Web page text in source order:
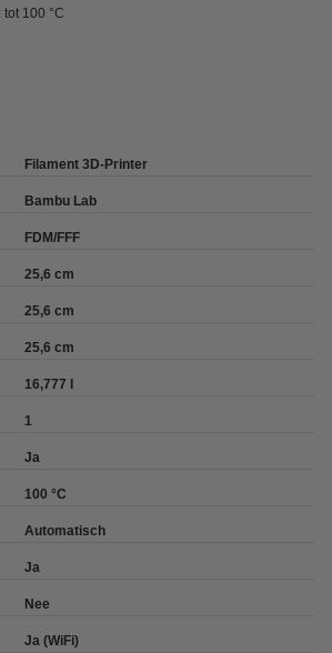
100 °C
Filament 3D-Printer
Bambu Lab
FDM/FFF
25,6 cm
25,6 cm
25,6 cm
16,777 l
1
Ja
100 °C
Automatisch
Ja
Nee
Ja (WiFi)